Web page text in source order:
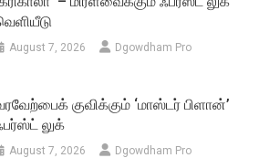
August 7, 2026 Dgowdham Pro
குவிக்கும் ‘மாஸ்டர் பிளான்’
லுக்
August 7, 2026 Dgowdham Pro